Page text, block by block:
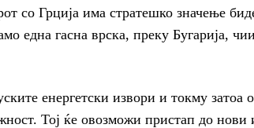
со Грција има стратешко значење
една гасна врска, преку Бугарија, чии
енергетски извори и токму затоа
Тој ќе овозможи пристап до нови